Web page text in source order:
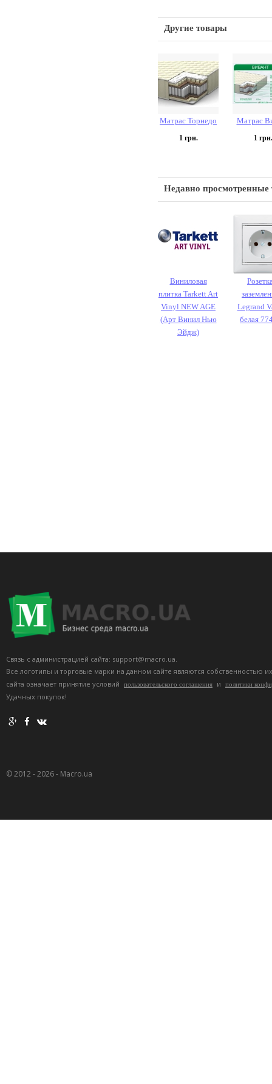
Другие товары
Матрас Торнедо
1грн.
Матрас
1грн.
Недавно просмотренные
Виниловая
плитка Tarkett Art
Vinyl NEW AGE
(Арт Винил Нью
Эйдж)
Legrand
белая
Связь с администрацией сайта: support@macro.ua.
Все логотипы и торговые марки на данном сайте являются собственностью
сайта означает принятие условий
пользовательского соглашения и политики
Удачных покупок!
© 2012 - 2026 - Macro.ua